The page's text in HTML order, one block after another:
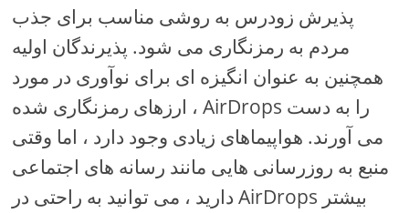
پذیرش زودرس به روشی مناسب برای جذب
مردم به رمزنگاری می شود. پذیرندگان اولیه
همچنین به عنوان انگیزه ای برای نوآوری در مورد
ارزهای رمزنگاری شده ، AirDrops را به دست
می آورند. هواپیماهای زیادی وجود دارد ، اما وقتی
منبع به روزرسانی هایی مانند رسانه های اجتماعی
دارید ، می توانید به راحتی در AirDrops بیشتر